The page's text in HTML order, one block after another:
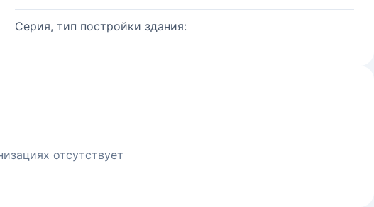
Серия, тип постройки здания:
отсутствует